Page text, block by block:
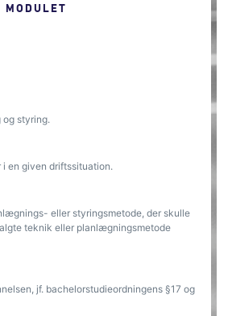
og styring.
en given driftssituation.
eller styringsmetode, der skulle
teknik eller planlægningsmetode
jf. bachelorstudieordningens §17 og